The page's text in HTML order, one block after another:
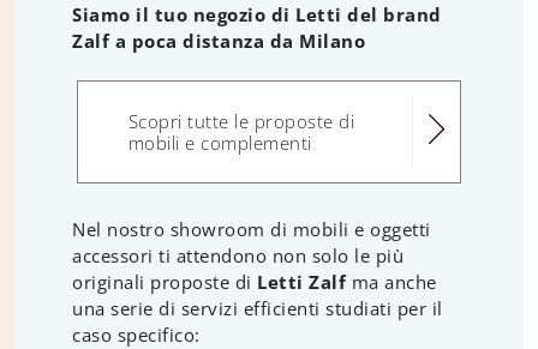
Siamo il tuo negozio di Letti del brand
Zalf a poca distanza da Milano
Scopri tutte le proposte di
mobili e complementi
Nel nostro showroom di mobili e oggetti
accessori ti attendono non solo le più
originali proposte di Letti Zalfma anche
una serie di servizi efficienti studiati per il
caso specifico: